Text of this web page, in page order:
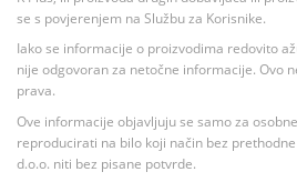
se s povjerenjem na Službu za Korisnike.
Iako se informacije o proizvodima redovito
nije odgovoran za netočne informacije. Ovo
prava.
Ove informacije objavljuju se samo za
reproducirati na bilo koji način bez
d.o.o. niti bez pisane potvrde.